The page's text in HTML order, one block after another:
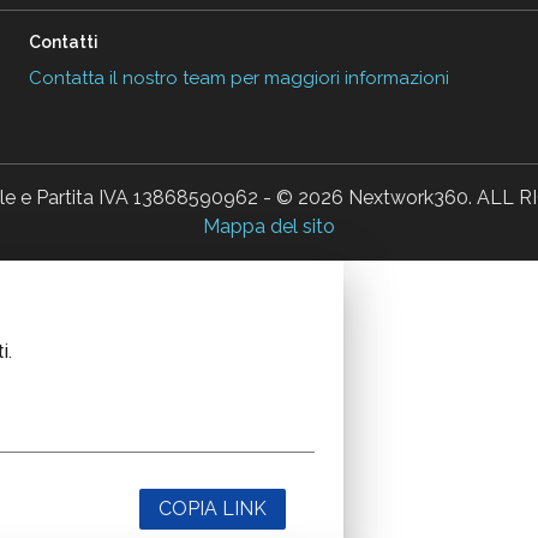
Contatti
Contatta il nostro team per maggiori informazioni
e Partita IVA 13868590962 - © 2026 Nextwork360. ALL
Mappa del sito
COPIA LINK